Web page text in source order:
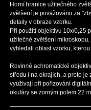
Horní hranice užitečného
zvětšení je považováno za
detaily v obraze vzorku.
Při použití objektivu 10x/0,25
užitečné zvětšení
vyhledali oblast vzorku,
Rovinné achromatické
středu i na okrajích, a proto
využívají při pořizování
okuláry se zorným polem 22